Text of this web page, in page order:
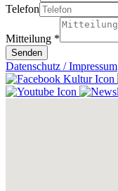
Telefon
Mitteilung *
Senden
Datenschutz / Impressum